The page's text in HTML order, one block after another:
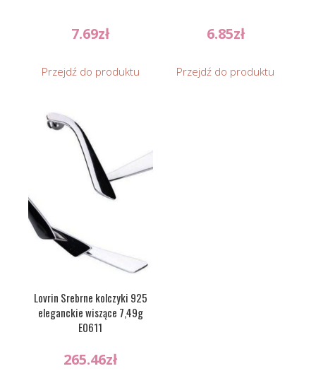
7.69zł
Przejdź do produktu
6.85zł
Przejdź do produktu
Lovrin Srebrne kolczyki 925
eleganckie wiszące 7,49g
E0611
265.46zł